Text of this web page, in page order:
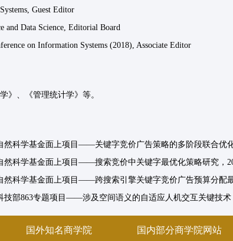
Guest Editor
and Data Science, Editorial Board
on Information Systems (2018), Associate Editor
》、《管理统计学》等。
然科学基金面上项目——关键字竞价广告策略的多阶段联合优
然科学基金面上项目——搜索竞价中关键字最优化策略研究，
然科学基金面上项目——跨搜索引擎关键字竞价广告预算分配
技部863专题项目——涉及空间语义的自适应人机交互关键技术
国外知名商学院 国内部分商学院网站